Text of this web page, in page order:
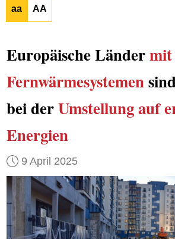
aa AA
Europäische Länder
Fernwärmesystemen
bei derUmstellung auf
Energien
9 April 2025